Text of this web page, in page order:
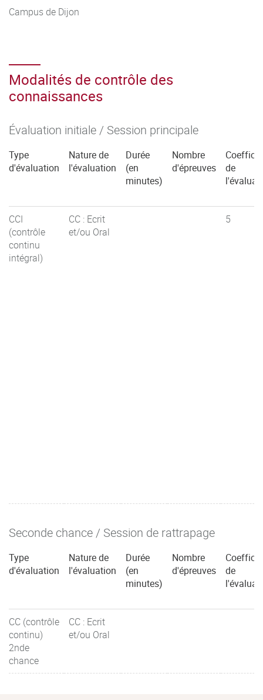
Campus de Dijon
Modalités de contrôle des
connaissances
Évaluation initiale / Session principale
Type
d'évaluation
Nature de
l'évaluation
Durée
(en
minutes)
Nombre
d'épreuves
de
CCI
(contrôle
continu
intégral)
CC : Ecrit
et/ou Oral
5
Seconde chance / Session de rattrapage
Type
d'évaluation
Nature de
l'évaluation
Durée
(en
minutes)
Nombre
d'épreuves
de
CC (contrôle
continu)
2nde
chance
CC : Ecrit
et/ou Oral